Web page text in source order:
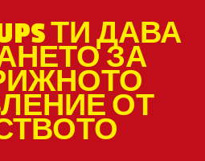
ТИ ДАВА
ЗА
ОТ